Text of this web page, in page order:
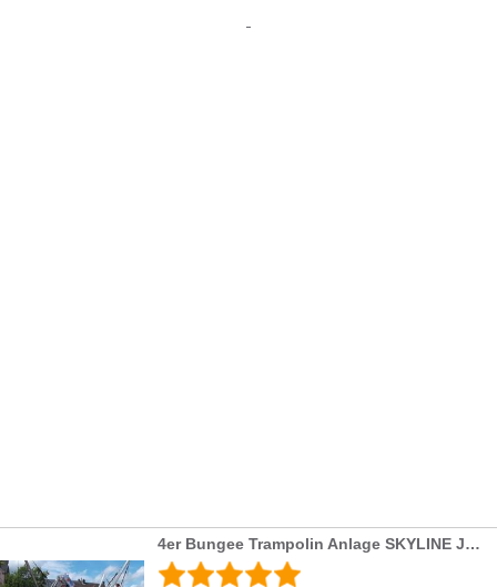
4er Bungee Trampolin Anlage SKYLINE JUMPER